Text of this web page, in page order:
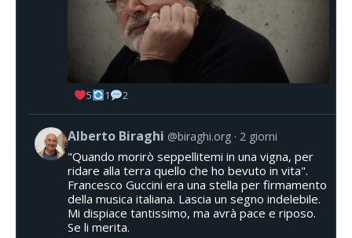
5 1 2
Alberto Biraghi @biraghi.org 2 giorni
"Quando morirò seppellitemi in una vigna, per
ridare alla terra quello che ho bevuto in vita".
Francesco Guccini era una stella per firmamento
della musica italiana. Lascia un segno indelebile.
Mi dispiace tantissimo, ma avrà pace e riposo.
Se li merita.